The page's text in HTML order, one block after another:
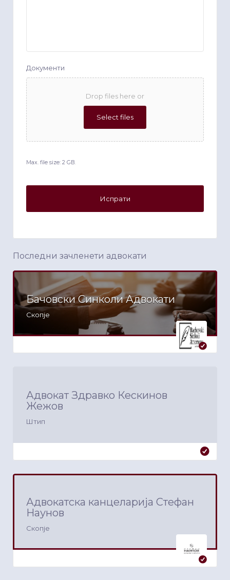
Документи
Drop files here or
Select files
Max. file size: 2 GB.
Последни зачленети адвокати
Бачовски Синколи Адвокати
Скопје
Адвокат Здравко Кескинов
Жежов
Штип
Адвокатска канцеларија Стефан
Наунов
Скопје